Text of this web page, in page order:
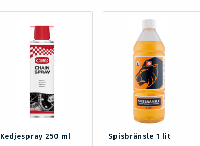
Kedjespray 250 ml Spisbränsle 1 lit